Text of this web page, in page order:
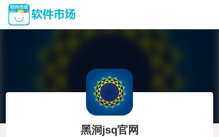
黑洞jsq官网